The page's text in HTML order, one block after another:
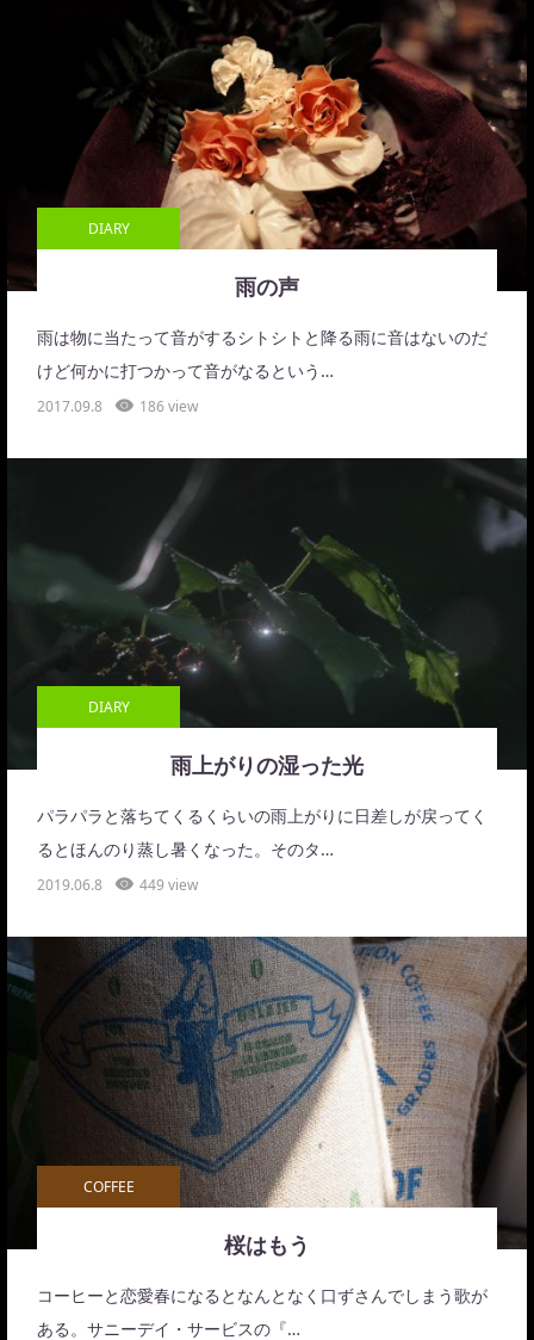
DIARY
雨の声
雨は物に当たって音がするシトシトと降る雨に音はないのだ
けど何かに打つかって音がなるという…
2017.09.8 186 view
DIARY
雨上がりの湿った光
パラパラと落ちてくるくらいの雨上がりに日差しが戻ってく
るとほんのり蒸し暑くなった。そのタ…
2019.06.8 449 view
COFFEE
桜はもう
コーヒーと恋愛春になるとなんとなく口ずさんでしまう歌が
ある。サニーデイ・サービスの『…